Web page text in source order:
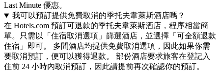
Last Minute 優惠。
我可以預訂提供免費取消的季托夫韋萊斯酒店嗎？
在 Hotels.com 預訂可退款的季托夫韋萊斯酒店，程序相當簡
單。只需以「住宿取消選項」篩選酒店，並選擇「可全額退款
住宿」即可。 多間酒店均提供免費取消選項，因此如果你需
要取消預訂，便可以獲得退款。 部份酒店要求旅客在登記入
住前 24 小時內取消預訂，因此請提前再次確認你的預訂。